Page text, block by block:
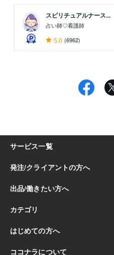
スピリチュアルナース...
占い師♡看護師
5.0 (6962)